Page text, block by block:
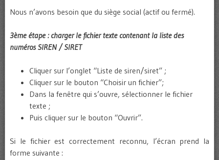
Nous n’avons besoin que du siège social (actif ou fermé).
3ème étape : charger le fichier texte contenant la liste des
numéros SIREN / SIRET
Cliquer sur l’onglet “Liste de siren/siret” ;
Cliquer sur le bouton “Choisir un fichier”;
Dans la fenêtre qui s’ouvre, sélectionner le fichier
texte ;
Puis cliquer sur le bouton “Ouvrir”.
Si le fichier est correctement reconnu, l’écran prend la
forme suivante :